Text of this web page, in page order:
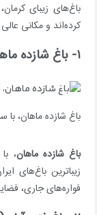
باغ‌های زیبای
کرده‌اند و مکانی
۱- باغ شازده ماهان
باغ شازده ماهان، با
باغ شازده ماهان،
زیباترین باغ‌های
فواره‌های جاری،